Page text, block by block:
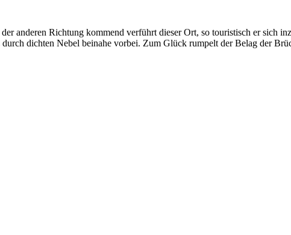
anderen Richtung kommend verführt dieser Ort, so touristisch er sich
dichten Nebel beinahe vorbei. Zum Glück rumpelt der Belag der